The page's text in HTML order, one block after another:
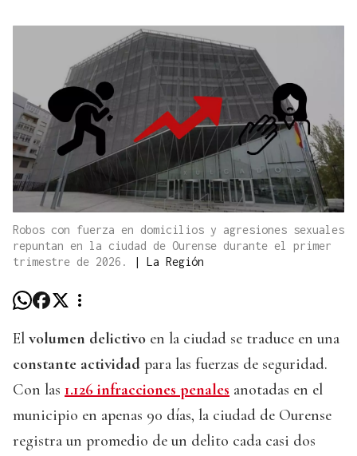
Robos con fuerza en domicilios y agresiones sexuales
repuntan en la ciudad de Ourense durante el primer
trimestre de 2026.
| La Región
El volumen delictivo en la ciudad se traduce en una
constante actividad para las fuerzas de seguridad.
Con las 1.126 infracciones penales anotadas en el
municipio en apenas 90 días, la ciudad de Ourense
registra un promedio de un delito cada casi dos